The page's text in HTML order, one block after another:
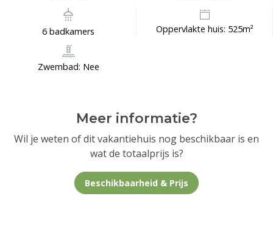
6 badkamers Oppervlakte huis: 525m²
Zwembad: Nee
Meer informatie?
Wil je weten of dit vakantiehuis nog beschikbaar is en
wat de totaalprijs is?
Beschikbaarheid & Prijs